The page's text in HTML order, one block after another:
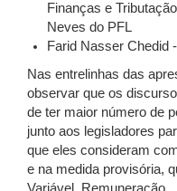
Finanças e
Neves do PFL
Farid Nasser Chedid
Nas entrelinhas das
observar que os
de ter maior número de
junto aos legisladores
que eles consideram
e na medida provisória,